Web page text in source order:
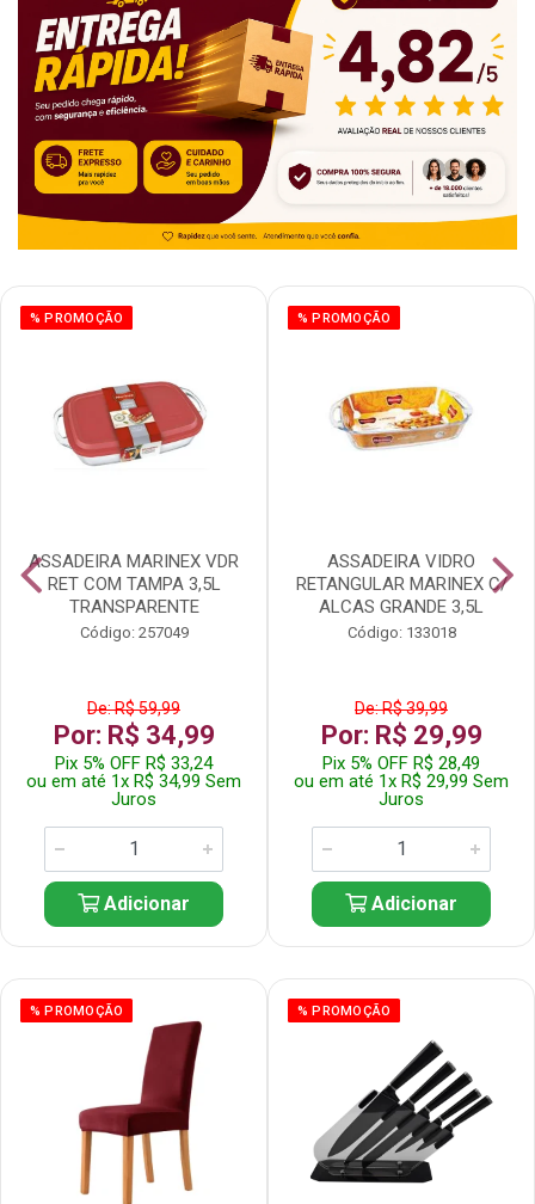
% PROMOÇÃO
ASSADEIRA MARINEX VDR
RET COM TAMPA 3,5L
TRANSPARENTE
Código: 257049
De: R$ 59,99
Por: R$ 34,99
Pix 5% OFF R$ 33,24
ou em até 1x R$ 34,99 Sem
Juros
Adicionar
% PROMOÇÃO
ASSADEIRA VIDRO
RETANGULAR MARINEX C/
ALCAS GRANDE 3,5L
Código: 133018
De: R$ 39,99
Por: R$ 29,99
Pix 5% OFF R$ 28,49
ou em até 1x R$ 29,99 Sem
Juros
Adicionar
% PROMOÇÃO % PROMOÇÃO